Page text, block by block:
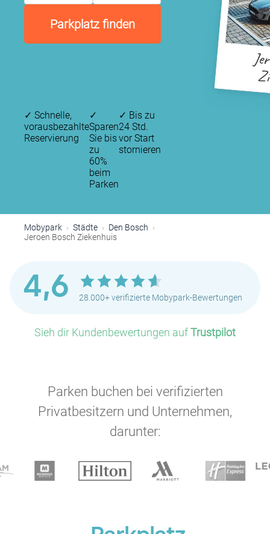
Parkplatz finden
✓ Schnelle,
vorausbezahlte
Reservierung
✓
Sparen
Sie bis
zu
60%
beim
Parken
✓ Bis zu
24 Std.
vor Start
stornieren
Mobypark Städte
Den Bosch
Jeroen Bosch Ziekenhuis
4,6 28.000+ verifizierte Mobypark-Bewertungen
Sieh dir Kundenbewertungen aufTrustpilot
Parken buchen bei verifizierten
Privatbesitzern und Unternehmen,
darunter: